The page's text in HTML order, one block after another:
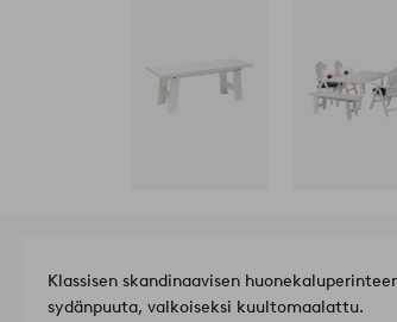
Klassisen skandinaavisen
sydänpuuta, valkoiseksi kuultomaalattu.